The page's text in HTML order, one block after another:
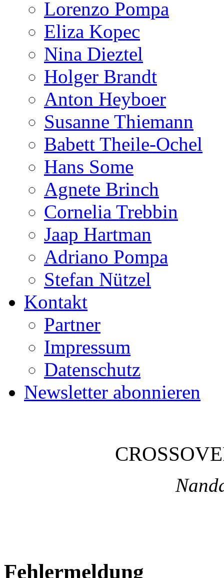
Lorenzo Pompa
Eliza Kopec
Nina Dieztel
Holger Brandt
Anton Heyboer
Susanne Thiemann
Babett Theile-Ochel
Hans Some
Agnete Brinch
Cornelia Trebbin
Jaap Hartman
Adriano Pompa
Stefan Nützel
Kontakt
Partner
Impressum
Datenschutz
Newsletter abonnieren
Fehlermeldung